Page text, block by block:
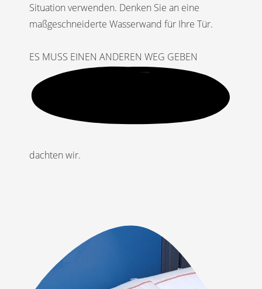
Situation verwenden. Denken Sie an eine
maßgeschneiderte Wasserwand für Ihre Tür.
ES MUSS EINEN ANDEREN WEG GEBEN
dachten wir.